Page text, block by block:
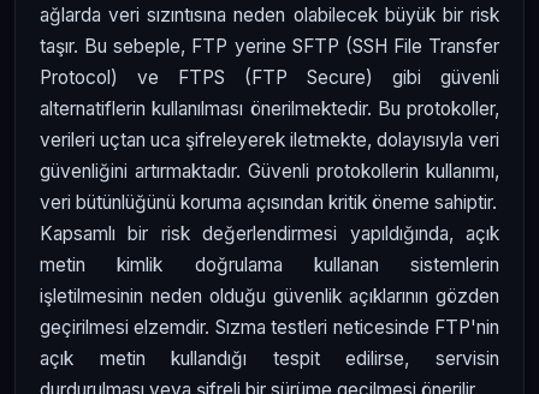
ağlarda veri sızıntısına neden olabilecek büyük bir risk
taşır. Bu sebeple, FTP yerine SFTP (SSH File Transfer
Protocol) ve FTPS (FTP Secure) gibi güvenli
alternatiflerin kullanılması önerilmektedir. Bu protokoller,
verileri uçtan uca şifreleyerek iletmekte, dolayısıyla veri
güvenliğini artırmaktadır. Güvenli protokollerin kullanımı,
veri bütünlüğünü koruma açısından kritik öneme sahiptir.
Kapsamlı bir risk değerlendirmesi yapıldığında, açık
metin kimlik doğrulama kullanan sistemlerin
işletilmesinin neden olduğu güvenlik açıklarının gözden
geçirilmesi elzemdir. Sızma testleri neticesinde FTP'nin
açık metin kullandığı tespit edilirse, servisin